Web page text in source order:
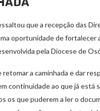
que a recepção das
oportunidade de fortalecer
pela Diocese de
retomar a caminhada e dar
continuidade ao que já está
os que puderem a ler o